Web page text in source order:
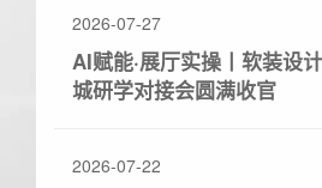
2026-07-27
AI赋能·展厅实操丨软装设
城研学对接会圆满收官
2026-07-22